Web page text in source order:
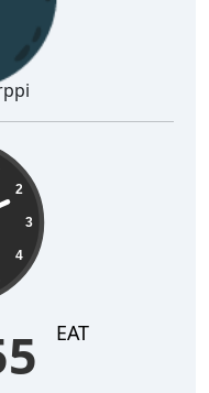
2
3
4
EAT